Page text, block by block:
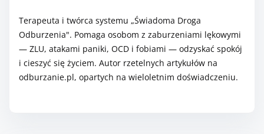
.
Terapeuta i twórca systemu „Świadoma Droga
Odburzenia". Pomaga osobom z zaburzeniami lękowymi
— ZLU, atakami paniki, OCD i fobiami — odzyskać spokój
i cieszyć się życiem. Autor rzetelnych artykułów na
odburzanie.pl, opartych na wieloletnim doświadczeniu.